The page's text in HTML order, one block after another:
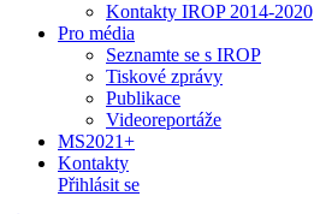
Kontakty IROP 2014-2020
Pro média
Seznamte se s IROP
Tiskové zprávy
Publikace
Videoreportáže
MS2021+
Kontakty
Přihlásit se